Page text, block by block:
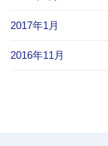
2017年1月
2016年11月